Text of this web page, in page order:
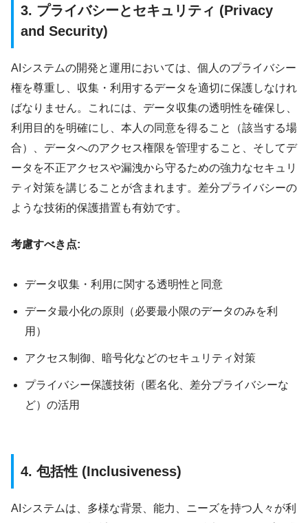
3. プライバシーとセキュリティ (Privacy
and Security)
AIシステムの開発と運用においては、個人のプライバシー
権を尊重し、収集・利用するデータを適切に保護しなけれ
ばなりません。これには、データ収集の透明性を確保し、
利用目的を明確にし、本人の同意を得ること（該当する場
合）、データへのアクセス権限を管理すること、そしてデ
ータを不正アクセスや漏洩から守るための強力なセキュリ
ティ対策を講じることが含まれます。差分プライバシーの
ような技術的保護措置も有効です。
考慮すべき点:
データ収集・利用に関する透明性と同意
データ最小化の原則（必要最小限のデータのみを利
用）
アクセス制御、暗号化などのセキュリティ対策
プライバシー保護技術（匿名化、差分プライバシーな
ど）の活用
4. 包括性 (Inclusiveness)
AIシステムは、多様な背景、能力、ニーズを持つ人々が利